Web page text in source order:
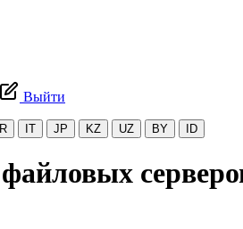
Выйти
IT JP KZ UZ BY ID